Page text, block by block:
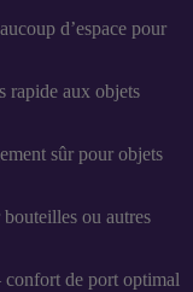
d’espace pour
rapide aux objets
sûr pour objets
ou autres
confort de port optimal